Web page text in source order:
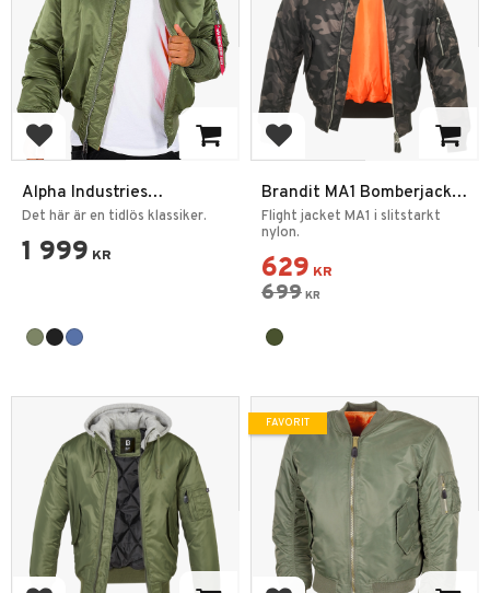
Lägg till i favoriter
Alpha Industries
Bomberjacka MA1
Det här är en tidlös klassiker.
1 999 KR
Lägg till i favoriter
Brandit MA1 Bomberjacka
Camo
Flight jacket MA1 i slitstarkt
nylon.
629 KR
699 KR
FAVORIT